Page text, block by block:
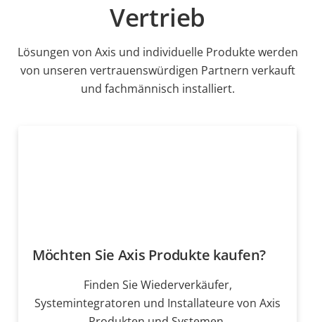
Vertrieb
Lösungen von Axis und individuelle Produkte werden
von unseren vertrauenswürdigen Partnern verkauft
und fachmännisch installiert.
Möchten Sie Axis Produkte kaufen?
Finden Sie Wiederverkäufer,
Systemintegratoren und Installateure von Axis